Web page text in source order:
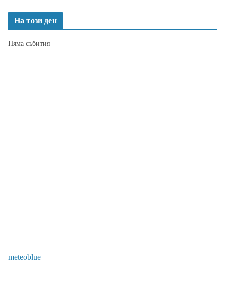
На този ден
Няма събития
meteoblue